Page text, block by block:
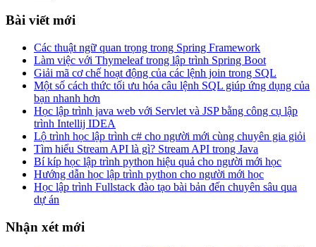
Bài viết mới
Các thuật ngữ quan trọng trong Spring Framework
Làm việc với Thymeleaf trong lập trình Spring Boot
Giải mã cơ chế hoạt động của các lệnh join trong SQL
Một số cách thức tối ưu hóa câu lệnh SQL giúp ứng dụng của
bạn nhanh hơn
Học lập trình java web với Servlet và JSP bằng công cụ lập
trình Intellij IDEA
Lộ trình học lập trình c# cho người mới cùng chuyên gia giỏi
Tìm hiểu Stream API là gì? Stream API trong Java
Bí kíp học lập trình python hiệu quả cho người mới học
Hướng dẫn học lập trình python cho người mới học
Học lập trình Fullstack đào tạo bài bản đến chuyên sâu qua
dự án
Nhận xét mới